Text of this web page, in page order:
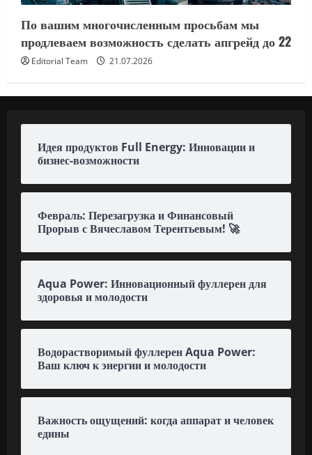
По вашим многочисленным просьбам мы
продлеваем возможность сделать апгрейд до 22
Editorial Team 21.07.2026
Идея продуктов Full Energy: Инновации и
бизнес-возможности
Февраль: Перезагрузка и Финансовый
Прорыв с Вячеславом Терентьевым! 🚀
Aqua Power: Инновационный фуллерен для
здоровья и молодости
Водорастворимый фуллерен Aqua Power:
Ваш ключ к энергии и молодости
Важность ощущений: когда аппарат и человек
едины